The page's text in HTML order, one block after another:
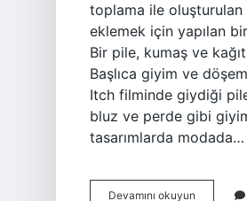
toplama ile oluşturulan
eklemek için yapılan
Bir pile, kumaş ve
Başlıca giyim ve
Itch filminde giydiği
bluz ve perde gibi
tasarımlarda modada…
Devamını okuyun